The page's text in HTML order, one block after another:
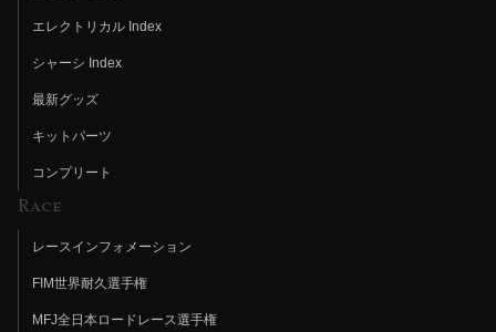
エレクトリカル Index
シャーシ Index
最新グッズ
キットパーツ
コンプリート
Race
レースインフォメーション
FIM世界耐久選手権
MFJ全日本ロードレース選手権